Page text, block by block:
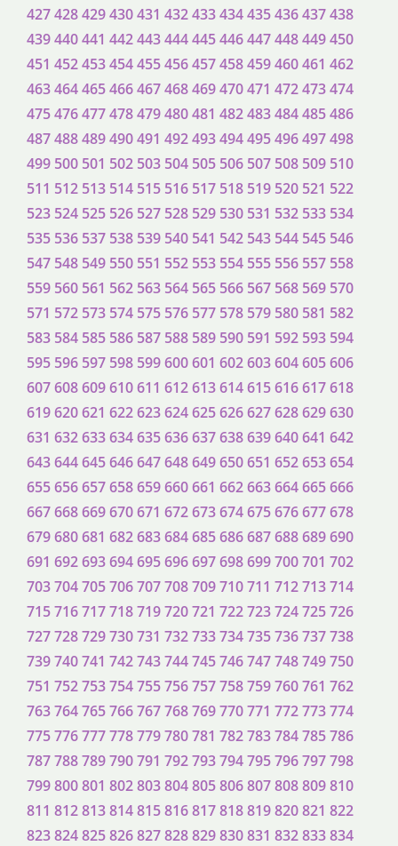
427428429430431 432433434435436437438
439440441 442443444445446447448449450
451 452453454455456457458459460461 462
463464465466467468469470471 472473474
475476477478479480481 482483484485486
487488489490491 492493494495496497498
499 500 501 502 503 504 505 506 507 508 509 510
511 512 513 514 515 516 517 518 519 520 521 522
523 524 525 526 527 528 529 530 531 532 533 534
535 536 537 538 539 540 541 542 543 544 545 546
547 548 549 550 551 552 553 554 555 556 557 558
559 560 561 562 563 564 565 566 567 568 569 570
571 572 573 574 575 576 577 578 579 580 581 582
583 584 585 586 587 588 589 590 591 592 593 594
595 596 597 598 599600601 602603604605606
607608609610611 612613614615616617618
619620621 622623624625626627628629630
631 632633634635636637638639640641 642
643644645646647648649650651 652653654
655656657658659660661 662663664665666
667668669670671 672673674675676677678
679680681 682683684685686687688689690
691 692693694695696697698699700701 702
703704705706707708709710711 712713714
715716717718719720721 722723724725726
727728729730731 732733734735736737738
739740741 742743744745746747748749750
751 752753754755756757758759760761 762
763764765766767768769770771 772773774
775776777778779780781 782783784785786
787788789790791 792793794795796797798
799800801 802803804805806807808809810
811 812813814815816817818819820821 822
823824825826827828829830831 832833834